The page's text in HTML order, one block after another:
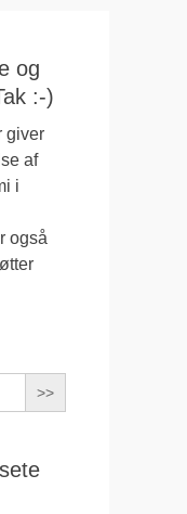
og
:-)
giver
af
i
også